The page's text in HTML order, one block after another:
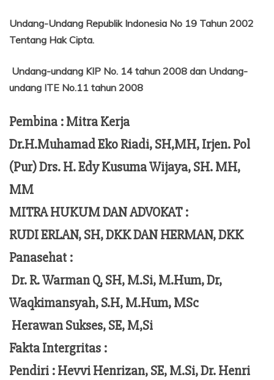
Undang-Undang Republik Indonesia No 19 Tahun 2002
Tentang Hak Cipta.
Undang-undang KIP No. 14 tahun 2008 dan Undang-
undang ITE No.11 tahun 2008
Pembina : Mitra Kerja
Dr.H.Muhamad Eko Riadi, SH,MH, Irjen. Pol
(Pur) Drs. H. Edy Kusuma Wijaya, SH. MH,
MM
MITRA HUKUM DAN ADVOKAT :
RUDI ERLAN, SH, DKK DAN HERMAN, DKK
Panasehat :
Dr. R. Warman Q, SH, M.Si, M.Hum,Dr,
Waqkimansyah, S.H, M.Hum, MSc
Herawan Sukses, SE, M,Si
Fakta Intergritas :
Pendiri :Hevvi Henrizan, SE, M.Si, Dr. Henri